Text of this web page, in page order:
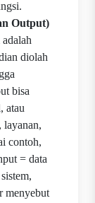
Output)
diolah
bisa
atau
layanan,
contoh,
= data
menyebut